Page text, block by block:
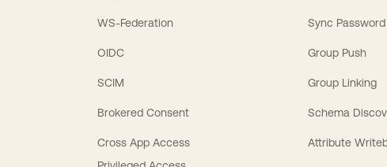
WS-Federation
OIDC
SCIM
Brokered Consent
Cross App Access
Sync Password
Group Push
Group Linking
Schema
Attribute